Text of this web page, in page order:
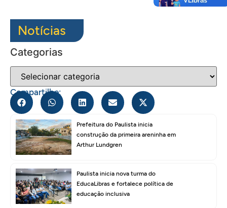
Notícias
Categorias
Compartilhe:
Prefeitura do Paulista inicia
construção da primeira areninha em
Arthur Lundgren
Paulista inicia nova turma do
EducaLibras e fortalece política de
educação inclusiva